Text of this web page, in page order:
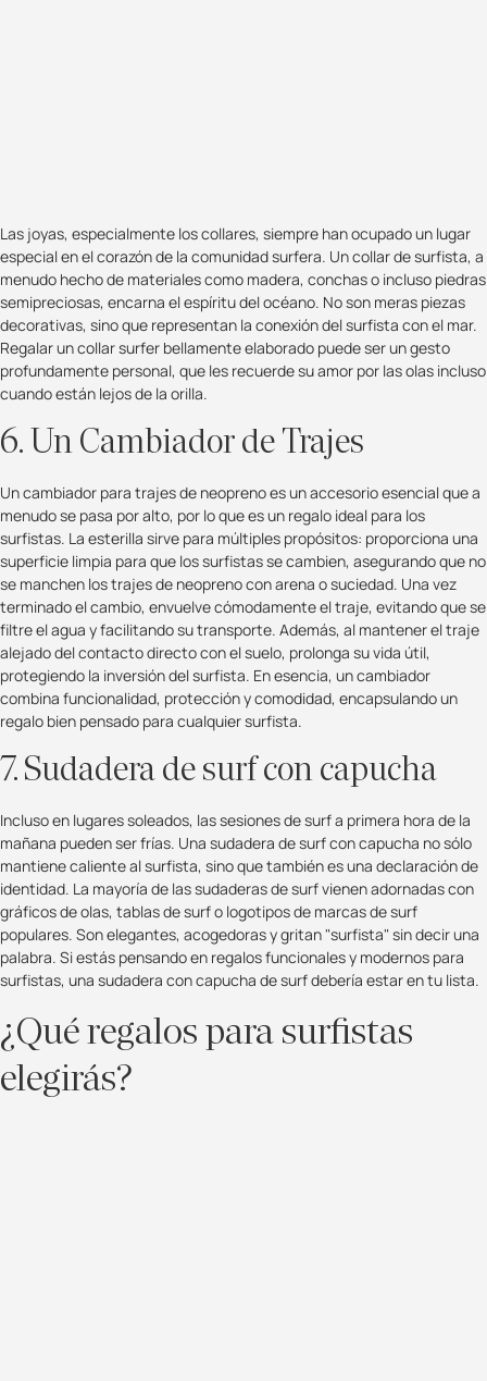
Las joyas, especialmente los collares, siempre han ocupado un lugar
especial en el corazón de la comunidad surfera. Un collar de surfista, a
menudo hecho de materiales como madera, conchas o incluso piedras
semipreciosas, encarna el espíritu del océano. No son meras piezas
decorativas, sino que representan la conexión del surfista con el mar.
Regalar un collar surfer bellamente elaborado puede ser un gesto
profundamente personal, que les recuerde su amor por las olas incluso
cuando están lejos de la orilla.
6. Un Cambiador de Trajes
Un cambiador para trajes de neopreno es un accesorio esencial que a
menudo se pasa por alto, por lo que es un regalo ideal para los
surfistas. La esterilla sirve para múltiples propósitos: proporciona una
superficie limpia para que los surfistas se cambien, asegurando que no
se manchen los trajes de neopreno con arena o suciedad. Una vez
terminado el cambio, envuelve cómodamente el traje, evitando que se
filtre el agua y facilitando su transporte. Además, al mantener el traje
alejado del contacto directo con el suelo, prolonga su vida útil,
protegiendo la inversión del surfista. En esencia, un cambiador
combina funcionalidad, protección y comodidad, encapsulando un
regalo bien pensado para cualquier surfista.
7. Sudadera de surf con capucha
Incluso en lugares soleados, las sesiones de surf a primera hora de la
mañana pueden ser frías. Una sudadera de surf con capucha no sólo
mantiene caliente al surfista, sino que también es una declaración de
identidad. La mayoría de las sudaderas de surf vienen adornadas con
gráficos de olas, tablas de surf o logotipos de marcas de surf
populares. Son elegantes, acogedoras y gritan "surfista" sin decir una
palabra. Si estás pensando en regalos funcionales y modernos para
surfistas, una sudadera con capucha de surf debería estar en tu lista.
¿Qué regalos para surfistas
elegirás?